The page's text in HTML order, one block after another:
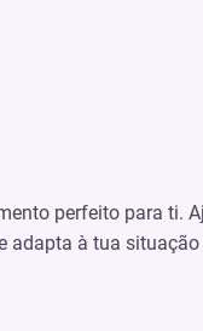
perfeito para ti.
adapta à tua